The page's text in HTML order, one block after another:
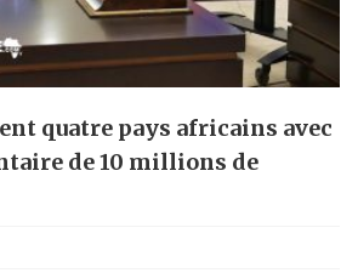
quatre pays africains avec
de 10 millions de